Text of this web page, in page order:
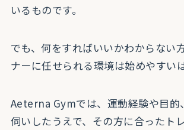
いるものです。
でも、何をすればいいかわからない
ナーに任せられる環境は始めやすい
Aeterna Gymでは、運動経験や目的
伺いしたうえで、その方に合ったト